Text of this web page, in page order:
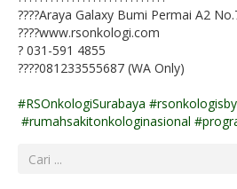
????Araya Galaxy Bumi Permai A2
????www.rsonkologi.com
? 031-591 4855
????081233555687 (WA Only)
#RSOnkologiSurabaya #rsonkologisby
#rumahsakitonkologinasional